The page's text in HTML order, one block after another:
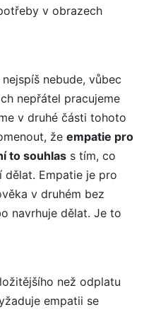
v obrazech
nebude, vůbec
nepřátel pracujeme
v druhé části tohoto
že empatie pro
to souhlas s tím, co
Empatie je pro
v druhém bez
navrhuje dělat. Je to
než odplatu
empatii se